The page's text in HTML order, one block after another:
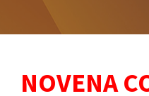
NOVENA